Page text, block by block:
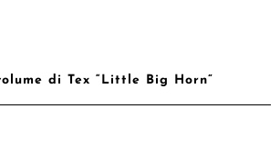
di Tex “Little Big Horn”